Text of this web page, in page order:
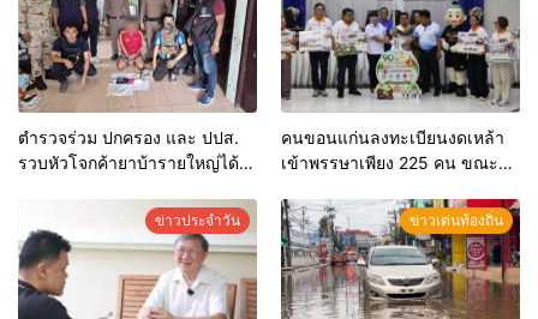
ตำรวจร่วม ปกครอง และ ปปส.
รวบหัวโจกค้ายาบ้ารายใหญ่ได้
เพื่อนนำมาฝากไว้และบอกจะมี
คนมารับ รอแล้วแต่ยังไม่มา กลับ
ถูกตำรวจมาจับกุมตัวก่อน
คนขอนแก่นลงทะเบียนงดเหล้า
เข้าพรรษาเพียง 225 คน ขณะที่
50,000 คน ด้านอุบลราชธานี
พบคนสนใจลงทะเบียนแค่ 1 คน
ข่าวประจำวัน ข่าวเด่นท้องถิ่น